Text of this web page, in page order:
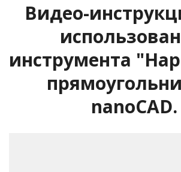
Видео-
инструмента
nanoCAD.